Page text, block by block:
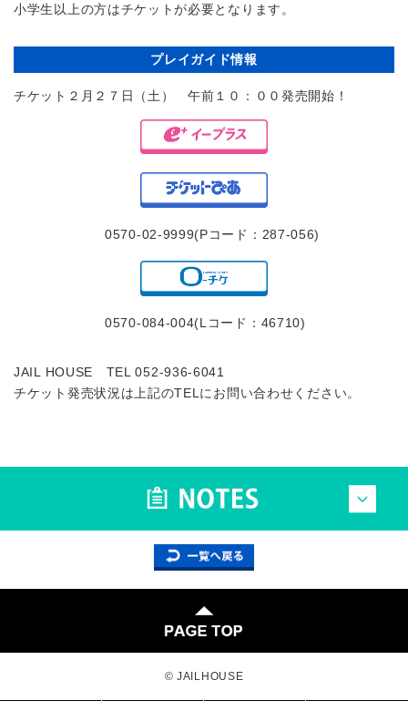
小学生以上の方はチケットが必要となります。
プレイガイド情報
チケット２月２７日（土） 午前１０：００発売開始！
0570-02-9999(Pコード：287-056)
0570-084-004(Lコード：46710)
JAIL HOUSE TEL 052-936-6041
チケット発売状況は上記のTELにお問い合わせください。
© JAILHOUSE